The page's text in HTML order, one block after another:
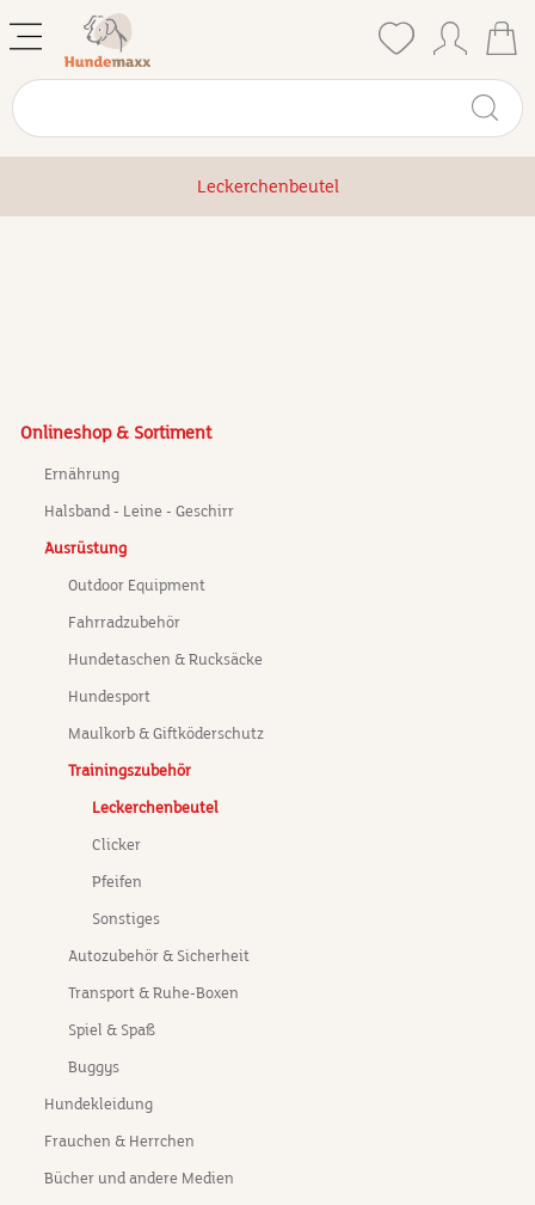
Leckerchenbeutel
Onlineshop & Sortiment
Ernährung
Halsband - Leine - Geschirr
Ausrüstung
Outdoor Equipment
Fahrradzubehör
Hundetaschen & Rucksäcke
Hundesport
Maulkorb & Giftköderschutz
Trainingszubehör
Leckerchenbeutel
Clicker
Pfeifen
Sonstiges
Autozubehör & Sicherheit
Transport & Ruhe-Boxen
Spiel & Spaß
Buggys
Hundekleidung
Frauchen & Herrchen
Bücher und andere Medien